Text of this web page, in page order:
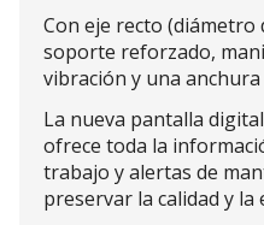
Con eje recto (diámetro
soporte reforzado,
vibración y una anchura
La nueva pantalla
ofrece toda la
trabajo y alertas de
preservar la calidad y la